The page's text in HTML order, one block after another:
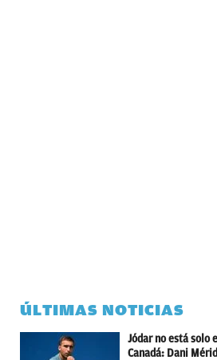
ÚLTIMAS NOTICIAS
Jódar no está solo
Canadá: Dani